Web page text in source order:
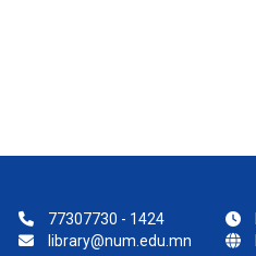
77307730 - 1424
library@num.edu.mn